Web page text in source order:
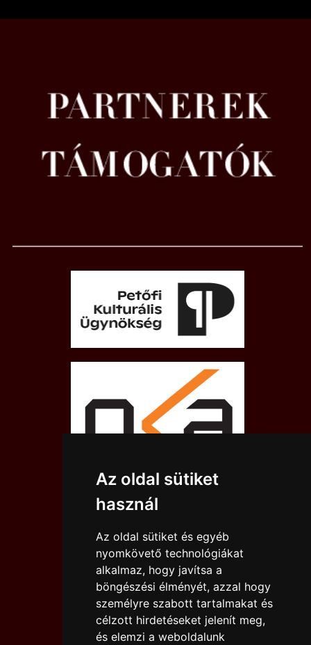
Az oldal sütiket
használ
Az oldal sütiket és egyéb
nyomkövető technológiákat
alkalmaz, hogy javítsa a
böngészési élményét, azzal hogy
személyre szabott tartalmakat és
célzott hirdetéseket jelenít meg,
és elemzi a weboldalunk